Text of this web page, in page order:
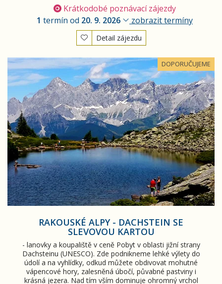
Krátkodobé poznávací zájezdy
1 termín od 20. 9. 2026 zobrazit termíny
Detail zájezdu
DOPORUČUJEME
Rakouské Alpy - Dachstein se slevovou kartou
RAKOUSKÉ ALPY - DACHSTEIN SE
SLEVOVOU KARTOU
- lanovky a koupaliště v ceně Pobyt v oblasti jižní strany
Dachsteinu (UNESCO). Zde podnikneme lehké výlety do
údolí a na vyhlídky, odkud můžete obdivovat mohutné
vápencové hory, zalesněná úbočí, půvabné pastviny i
krásná jezera. Nad tím vším dominuje ohromný vrchol